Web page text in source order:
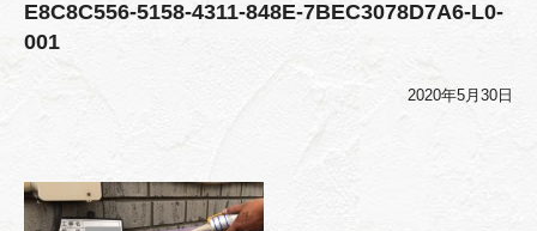
E8C8C556-5158-4311-848E-7BEC3078D7A6-L0-
001
2020年5月30日